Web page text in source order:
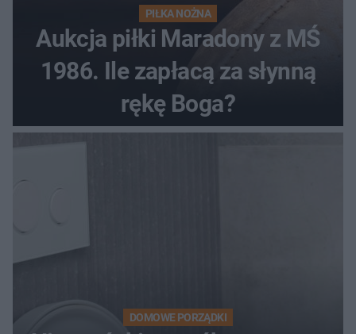
PIŁKA NOŻNA
Aukcja piłki Maradony z MŚ
1986. Ile zapłacą za słynną
rękę Boga?
DOMOWE PORZĄDKI